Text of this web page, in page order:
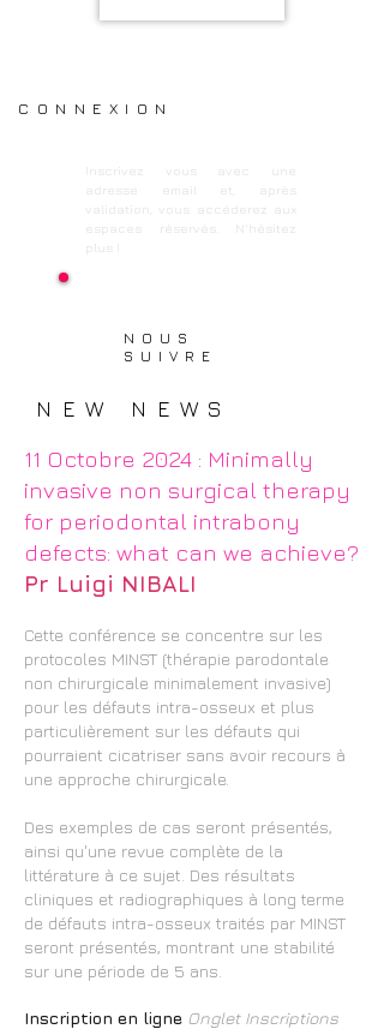
CONNEXION
Inscrivez vous avec une
adresse email et, après
validation, vous accéderez aux
espaces réservés. N'hésitez
NOUS
SUIVRE
NEW NEWS
11 Octobre 2024 : Minimally
invasive non surgical therapy
for periodontal intrabony
defects: what can we achieve?
Pr Luigi NIBALI
Cette conférence se concentre sur les
protocoles MINST (thérapie parodontale
non chirurgicale minimalement invasive)
pour les défauts intra-osseux et plus
particulièrement sur les défauts qui
pourraient cicatriser sans avoir recours à
une approche chirurgicale.
Des exemples de cas seront présentés,
ainsi qu'une revue complète de la
littérature à ce sujet. Des résultats
cliniques et radiographiques à long terme
de défauts intra-osseux traités par MINST
seront présentés, montrant une stabilité
sur une période de 5 ans.
Inscription en ligne Onglet Inscriptions